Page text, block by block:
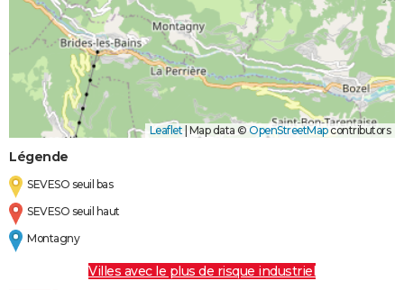
Leaflet Map data © OpenStreetMapcontributors
Légende
SEVESO seuil bas
SEVESO seuil haut
Montagny
Villes avec le plus de risque industriel